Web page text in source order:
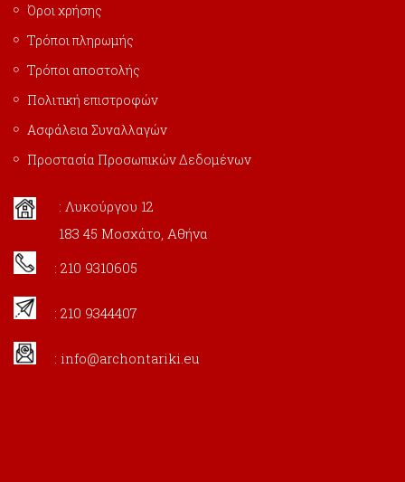
Όροι χρήσης
Τρόποι πληρωμής
Τρόποι αποστολής
Πολιτική επιστροφών
Ασφάλεια Συναλλαγών
Προστασία Προσωπικών Δεδομένων
: Λυκούργου 12
183 45 Μοσχάτο, Αθήνα
: 210 9310605
: 210 9344407
: info@archontariki.eu